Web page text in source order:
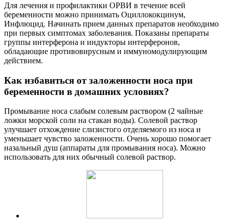
Для лечения и профилактики ОРВИ в течение всей
беременности можно принимать Оциллококцинум,
Инфлюцид. Начинать прием данных препаратов необходимо
при первых симптомах заболевания. Показаны препараты
группы интерферона и индукторы интерферонов,
обладающие противовирусным и иммуномодулирующим
действием.
Как избавиться от заложенности носа при
беременности в домашних условиях?
Промывание носа слабым солевым раствором (2 чайные
ложки морской соли на стакан воды). Солевой раствор
улучшает отхождение слизистого отделяемого из носа и
уменьшает чувство заложенности. Очень хорошо помогает
назальный душ (аппараты для промывания носа). Можно
использовать для них обычный солевой раствор.